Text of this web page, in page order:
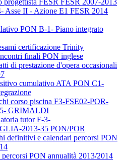
progettista FESR FESR 2007-2013
Asse II - Azione E1 FESR 2014
PON B-1- Piano integrato
certificazione Trinity
finali PON inglese
di prestazione d'opera occasionali
cumulativo ATA PON C1-
corso piscina F3-FSE02-POR-
GRIMALDI
tutor F-3-
2013-35 PON/POR
definitivi e calendari percorsi PON
PON annualità 2013/2014